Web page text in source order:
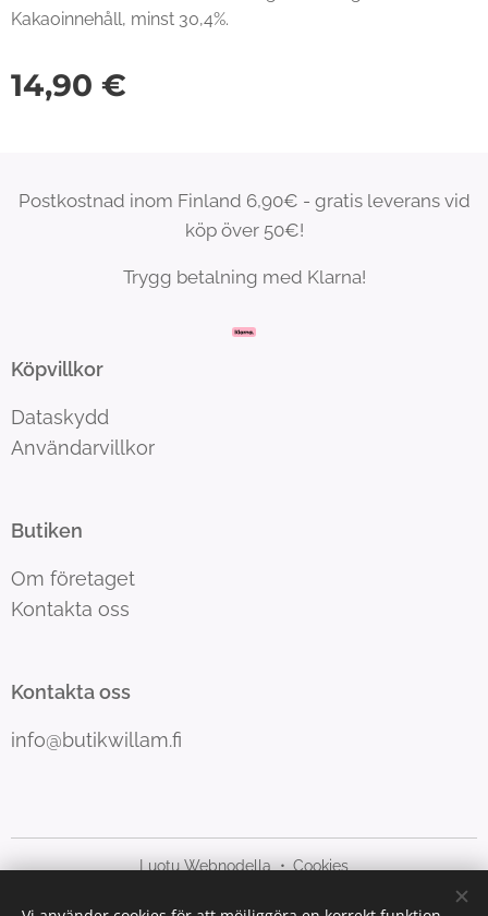
Kakaoinnehåll, minst 30,4%.
14,90 €
Postkostnad inom Finland 6,90€ - gratis leverans vid
köp över 50€!
Trygg betalning med Klarna!
Köpvillkor
Dataskydd
Användarvillkor
Butiken
Om företaget
Kontakta oss
Kontakta oss
info@butikwillam.fi
Luotu Webnodella Cookies